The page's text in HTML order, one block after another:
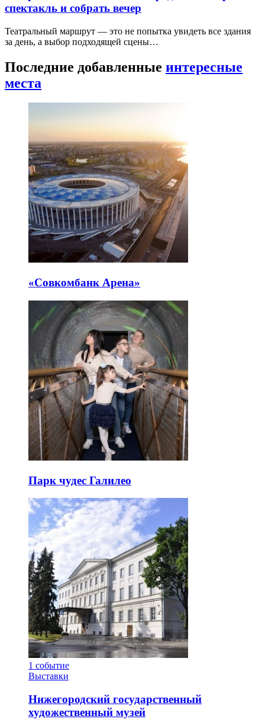
спектакль и собрать вечер
Театральный маршрут — это не попытка увидеть все здания
за день, а выбор подходящей сцены…
Последние добавленные интересные
места
«Совкомбанк Арена⁠»
Парк чудес Галилео
1 событие
Выставки
Нижегородский государственный
художественный музей